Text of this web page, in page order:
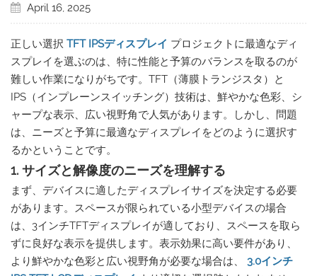
April 16, 2025
正しい選択 TFT IPSディスプレイ プロジェクトに最適なディ
スプレイを選ぶのは、特に性能と予算のバランスを取るのが
難しい作業になりがちです。TFT（薄膜トランジスタ）と
IPS（インプレーンスイッチング）技術は、鮮やかな色彩、シ
ャープな表示、広い視野角で人気があります。しかし、問題
は、ニーズと予算に最適なディスプレイをどのように選択す
るかということです。
1. サイズと解像度のニーズを理解する
まず、デバイスに適したディスプレイサイズを決定する必要
があります。スペースが限られている小型デバイスの場合
は、3インチTFTディスプレイが適しており、スペースを取ら
ずに良好な表示を提供します。表示効果に高い要件があり、
より鮮やかな色彩と広い視野角が必要な場合は、 3.0インチ